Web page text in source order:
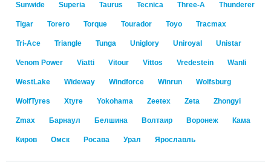
Sunwide Superia Taurus Tecnica Three-A Thunderer
Tigar Torero Torque Tourador Toyo Tracmax
Tri-Ace Triangle Tunga Uniglory Uniroyal Unistar
Venom Power Viatti Vitour Vittos Vredestein Wanli
WestLake Wideway Windforce Winrun Wolfsburg
WolfTyres Xtyre Yokohama Zeetex Zeta Zhongyi
Zmax Барнаул Белшина Волтаир Воронеж Кама
Киров Омск Росава Урал Ярославль